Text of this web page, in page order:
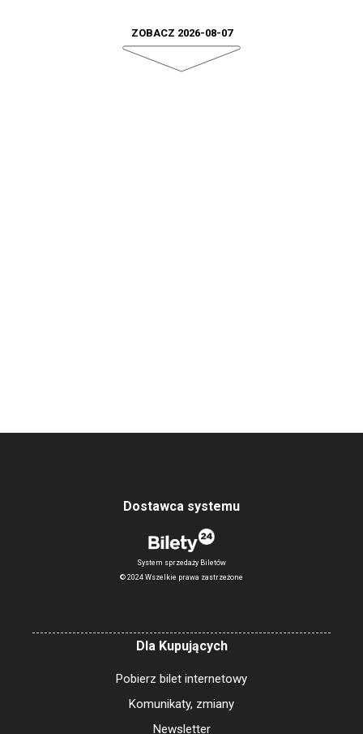
ZOBACZ 2026-08-07
Dostawca systemu
System sprzedaży Biletów
© 2024 Wszelkie prawa zastrzeżone
Dla Kupujących
Pobierz bilet internetowy
Komunikaty, zmiany
Newsletter